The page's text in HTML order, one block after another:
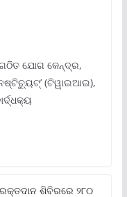
ଯୋଗ କେନ୍ଦ୍ର,
(ଟିୱାଇଆଇ),
ଶିବିରରେ ୨୮୦